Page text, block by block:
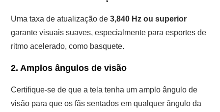
Uma taxa de atualização de3,840 Hz ou superior
garante visuais suaves, especialmente para esportes de
ritmo acelerado, como basquete.
2. Amplos ângulos de visão
Certifique-se de que a tela tenha um amplo ângulo de
visão para que os fãs sentados em qualquer ângulo da